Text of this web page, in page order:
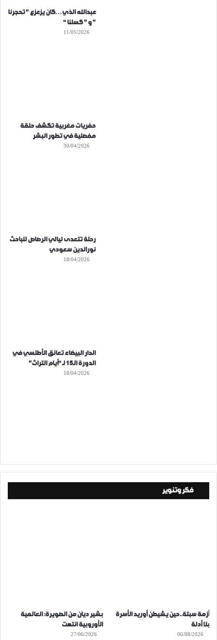
عبدالله الذي…كان يزعزع ” تحجرنا
” و ” كسلنا “
11/05/2026
حفريات مغربية تكشف حلقة
مفصلية في تطور البشر
30/04/2026
رحلة تتعدى ليالي الرصاص للباحث
نورالدين سعودي
18/04/2026
الدار البيضاء تعانق الأطلسي في
الدورة الـ15 لـ “أيام التراث”
18/04/2026
فكر وتنوير
أزمة سبتة..حين يشيطن أوريد الأسرة
بلا أدلة
06/08/2026
بشير ديان من الصويرة: العالمية
الأوروبية انتهت
27/06/2026